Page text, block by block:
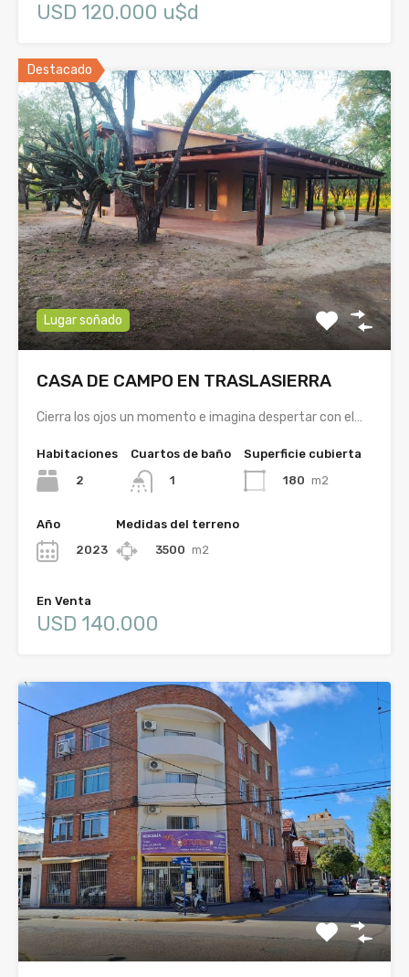
USD 120.000 u$d
Destacado
Lugar soñado
CASA DE CAMPO EN TRASLASIERRA
Cierra los ojos un momento e imagina despertar con el…
Habitaciones
2
Cuartos de baño
1
Superficie cubierta
180 m2
Año
2023
Medidas del terreno
3500 m2
En Venta
USD 140.000